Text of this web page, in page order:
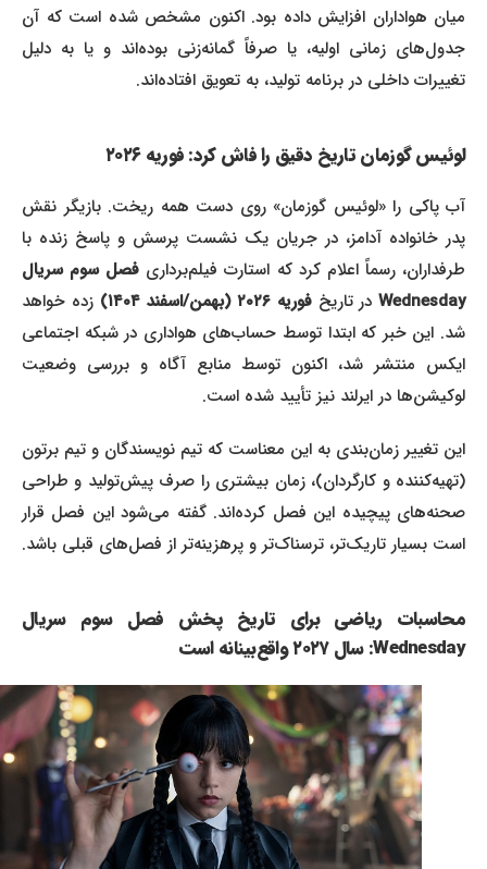
میان هواداران افزایش داده بود. اکنون مشخص شده است که آن
جدول‌های زمانی اولیه، یا صرفاً گمانه‌زنی بوده‌اند و یا به دلیل
تغییرات داخلی در برنامه تولید، به تعویق افتاده‌اند.
لوئیس گوزمان تاریخ دقیق را فاش کرد: فوریه ۲۰۲۶
آب پاکی را «لوئیس گوزمان» روی دست همه ریخت. بازیگر نقش
پدر خانواده آدامز، در جریان یک نشست پرسش و پاسخ زنده با
طرفداران، رسماً اعلام کرد که استارت فیلم‌برداریفصل سوم سریال
Wednesdayدر تاریخفوریه ۲۰۲۶ (بهمن/اسفند ۱۴۰۴)
زده خواهد
شد. این خبر که ابتدا توسط حساب‌های هواداری در شبکه اجتماعی
ایکس منتشر شد، اکنون توسط منابع آگاه و بررسی وضعیت
لوکیشن‌ها در ایرلند نیز تأیید شده است.
این تغییر زمان‌بندی به این معناست که تیم نویسندگان و تیم برتون
(تهیه‌کننده و کارگردان)، زمان بیشتری را صرف پیش‌تولید و طراحی
صحنه‌های پیچیده این فصل کرده‌اند. گفته می‌شود این فصل قرار
است بسیار تاریک‌تر، ترسناک‌تر و پرهزینه‌تر از فصل‌های قبلی باشد.
محاسبات ریاضی برای تاریخ پخش فصل سوم سریال
Wednesday: سال ۲۰۲۷ واقع‌بینانه است